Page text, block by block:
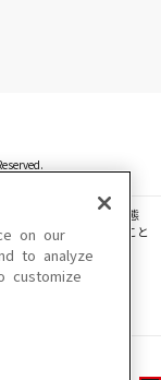
・音声等を、手段や形態
、ファイル化などすること
があります。
ります。
on our
to analyze
customize